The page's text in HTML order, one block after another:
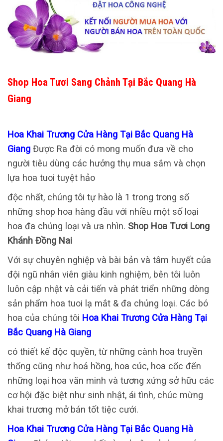
Shop Hoa Tươi Sang Chảnh Tại Bắc Quang Hà
Giang
Hoa Khai Trương Cửa Hàng Tại Bắc Quang Hà
Giang Được Ra đời có mong muốn đưa về cho
người tiêu dùng các hưởng thụ mua sắm và chọn
lựa hoa tuoi tuyệt hảo
độc nhất, chúng tôi tự hào là 1 trong trong số
những shop hoa hàng đầu với nhiều một số loại
hoa đa chủng loại và ưa nhìn. Shop Hoa Tươi Long
Khánh Đồng Nai
Với sự chuyên nghiệp và bài bản và tâm huyết của
đội ngũ nhân viên giàu kinh nghiệm, bên tôi luôn
luôn cập nhật và cải tiến và phát triển những dòng
sản phẩm hoa tuoi lạ mắt & đa chủng loại. Các bó
hoa của chúng tôi Hoa Khai Trương Cửa Hàng Tại
Bắc Quang Hà Giang
có thiết kế độc quyền, từ những cành hoa truyền
thống cũng như hoả hồng, hoa cúc, hoa cốc đến
những loại hoa văn minh và tương xứng sở hữu các
cơ hội đặc biệt như sinh nhật, ái tình, chúc mừng
khai trương mở bán tốt tiệc cưới.
Hoa Khai Trương Cửa Hàng Tại Bắc Quang Hà